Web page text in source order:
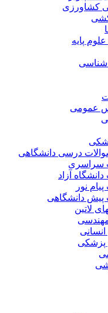
کشاورزی
پایه
عمومی
درسی دانشگاهی
سراسری
آزاد
نور
پیش دانشگاهی
لاتین
پزشکی